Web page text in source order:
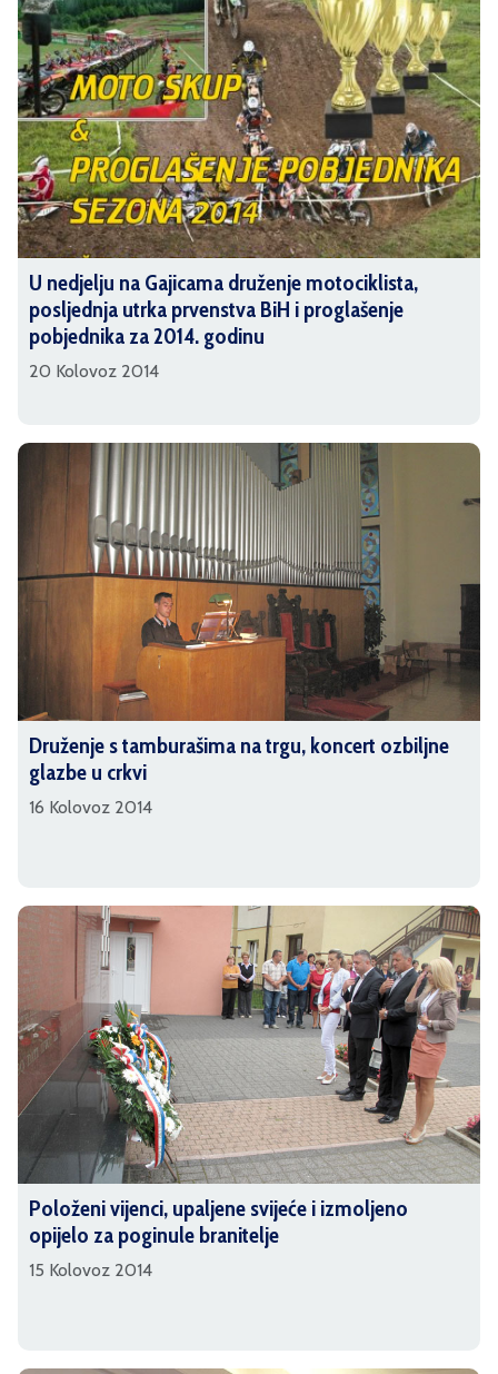
U nedjelju na Gajicama druženje motociklista,
posljednja utrka prvenstva BiH i proglašenje
pobjednika za 2014. godinu
20 Kolovoz 2014
Druženje s tamburašima na trgu, koncert ozbiljne
glazbe u crkvi
16 Kolovoz 2014
Položeni vijenci, upaljene svijeće i izmoljeno
opijelo za poginule branitelje
15 Kolovoz 2014